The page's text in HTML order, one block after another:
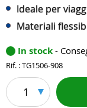
Ideale per
Materiali
In stock -
Rif. : TG1506-908
1